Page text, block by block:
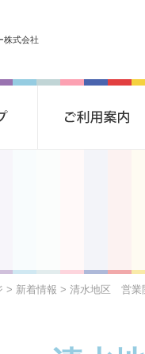
株式会社
> 新着情報 > 清水地区 営業